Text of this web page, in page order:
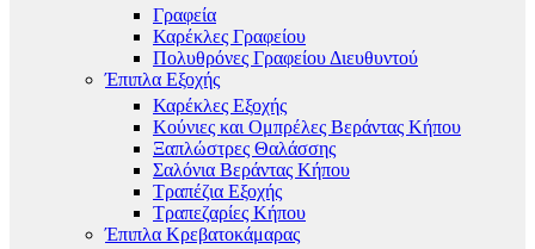
Γραφεία
Καρέκλες Γραφείου
Πολυθρόνες Γραφείου Διευθυντού
Έπιπλα Εξοχής
Καρέκλες Εξοχής
Κούνιες και Ομπρέλες Βεράντας Κήπου
Ξαπλώστρες Θαλάσσης
Σαλόνια Βεράντας Κήπου
Τραπέζια Εξοχής
Τραπεζαρίες Κήπου
Έπιπλα Κρεβατοκάμαρας